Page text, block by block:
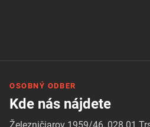
OSOBNÝ ODBER
Kde nás nájdete